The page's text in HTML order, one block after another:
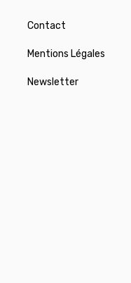
Contact
Mentions Légales
Newsletter